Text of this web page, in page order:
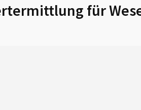
für